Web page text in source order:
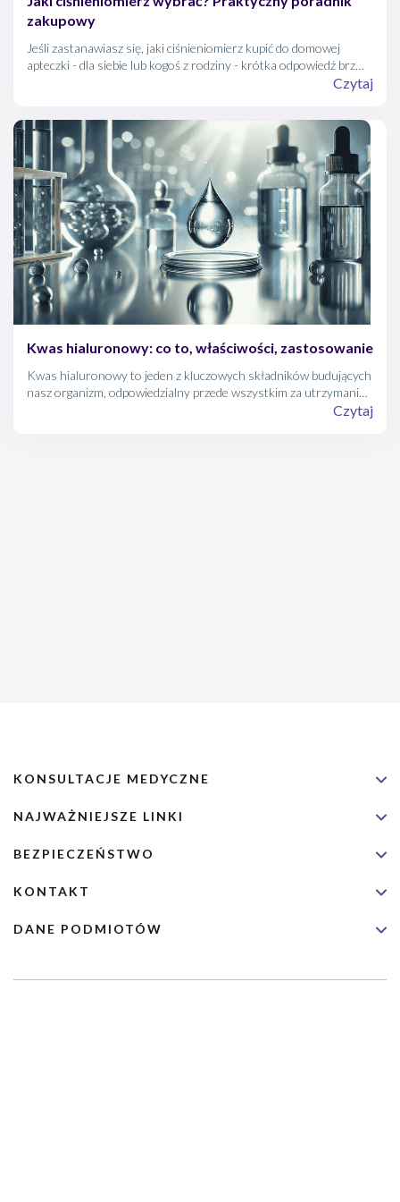
zakupowy
Jeśli zastanawiasz się, jaki ciśnieniomierz kupić do domowej
apteczki - dla siebie lub kogoś z rodziny - krótka odpowiedź brzmi:
Czytaj
Kwas hialuronowy: co to, właściwości, zastosowanie
Kwas hialuronowy to jeden z kluczowych składników budujących
nasz organizm, odpowiedzialny przede wszystkim za utrzymanie
prawidłowego nawilżenia tkanek. Naturalnie występuje m.in. w
Czytaj
KONSULTACJE MEDYCZNE
NAJWAŻNIEJSZE LINKI
BEZPIECZEŃSTWO
KONTAKT
DANE PODMIOTÓW